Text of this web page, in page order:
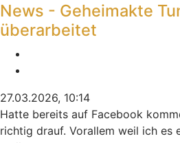
News - Geheimakte
überarbeitet
27.03.2026, 10:14
Hatte bereits auf Facebook
richtig drauf. Vorallem weil ich es